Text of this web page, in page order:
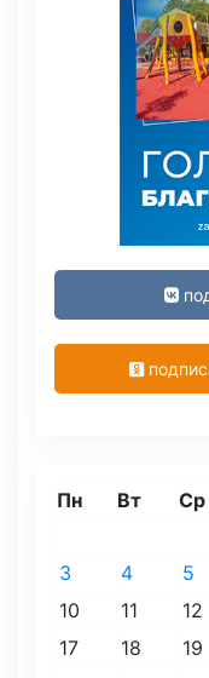
Пн Вт Ср
3
4 5
10
11 12
17
18 19